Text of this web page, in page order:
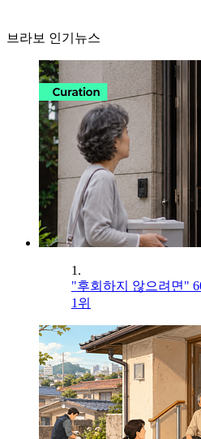
브라보 인기뉴스
1.
"후회하지 않으려면"
1위